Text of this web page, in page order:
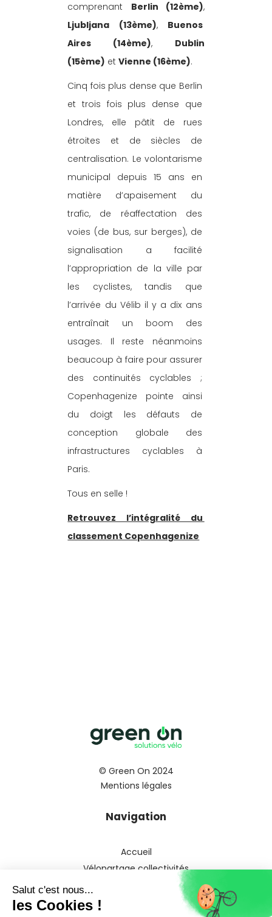
comprenant Berlin (12ème),
Ljubljana (13ème), Buenos
Aires (14ème), Dublin
(15ème) et Vienne (16ème).
Cinq fois plus dense que Berlin
et trois fois plus dense que
Londres, elle pâtit de rues
étroites et de siècles de
centralisation. Le volontarisme
municipal depuis 15 ans en
matière d’apaisement du
trafic, de réaffectation des
voies (de bus, sur berges), de
signalisation a facilité
l’appropriation de la ville par
les cyclistes, tandis que
l’arrivée du Vélib il y a dix ans
entraînait un boom des
usages. Il reste néanmoins
beaucoup à faire pour assurer
des continuités cyclables ;
Copenhagenize pointe ainsi
du doigt les défauts de
conception globale des
infrastructures cyclables à
Paris.
Tous en selle !
Retrouvez l’intégralité du
classement Copenhagenize
© Green On 2024
Mentions légales
Navigation
Accueil
Vélopartage collectivités
Vélopartage entreprises